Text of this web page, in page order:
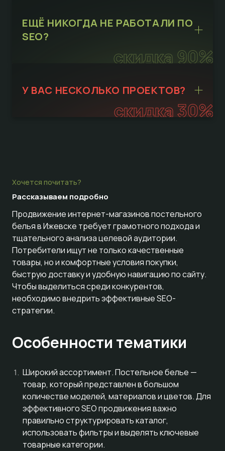
скидка 90%
ЕЩЁ НИКОГДА НЕ РАБОТАЛИ ПО
SEO?
скидка 30%
У ВАС НЕСКОЛЬКО ПРОЕКТОВ?
Хочется почитать?
Рассказываем подробно
Продвижение интернет-магазинов постельного
белья в Ижевске требует грамотного подхода и
тщательного анализа целевой аудитории.
Потребители ищут не только качественные
товары, но и комфортные условия покупки,
быструю доставку и удобную навигацию по сайту.
Чтобы выделиться среди конкурентов,
необходимо внедрить эффективные SEO-
стратегии.
Особенности тематики
Широкий ассортимент. Постельное белье —
товар, который представлен в большом
количестве моделей, материалов и цветов. Для
эффективного SEO продвижения важно
правильно структурировать каталог,
использовать фильтры и выделять ключевые
товарные категории.